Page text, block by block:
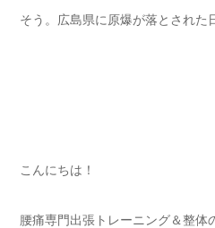
そう。広島県に原爆が落とされた
こんにちは！
腰痛専門出張トレーニング＆整体